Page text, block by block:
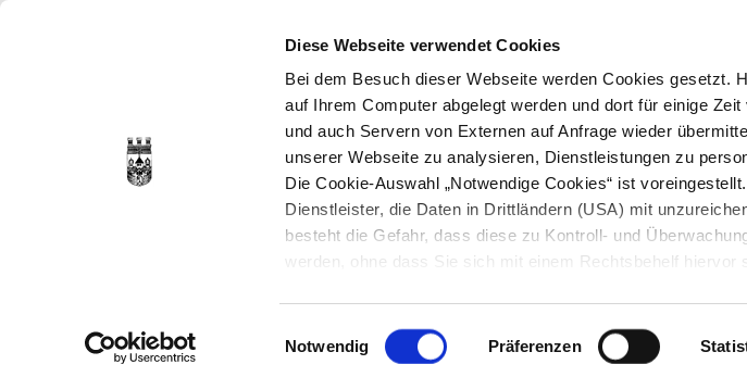
Diese Webseite verwendet Cookies
Bei dem Besuch dieser Webseite werden Cookies gesetzt.
auf Ihrem Computer abgelegt werden und dort für einige
und auch Servern von Externen auf Anfrage wieder
unserer Webseite zu analysieren, Dienstleistungen zu
Die Cookie-Auswahl „Notwendige Cookies“ ist
Dienstleister, die Daten in Drittländern (USA) mit
besteht die Gefahr, dass diese zu Kontroll- und
werden, ohne dass Sie sich mit einem Rechtsbehelf hiervor
Datenschutzerklärung
entnehmen. Die von Ihnen
jederzeit mit Wirkung für die Zukunft angepasst oder
Einwilligungsauswahl
Notwendig Präferenzen
STARTSEITE